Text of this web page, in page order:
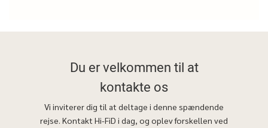
Du er velkommen til at
kontakte os
Vi inviterer dig til at deltage i denne spændende
rejse. Kontakt Hi-FiD i dag, og oplev forskellen ved